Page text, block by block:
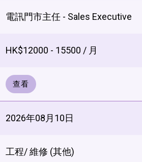
電訊門市主任 - Sales Executive
HK$12000 - 15500 / 月
查看
2026年08月10日
工程/ 維修 (其他)